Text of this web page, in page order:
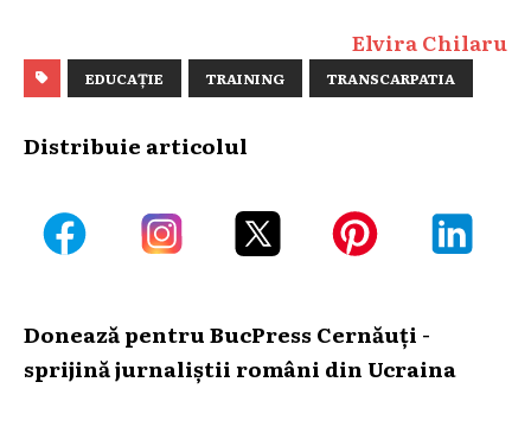
Elvira Chilaru
EDUCAȚIE TRAINING TRANSCARPATIA
Distribuie articolul
Donează pentru BucPress Cernăuți -
sprijină jurnaliștii români din Ucraina